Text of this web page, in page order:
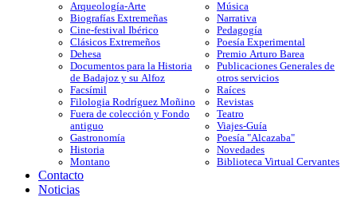
Arqueología-Arte
Biografías Extremeñas
Cine-festival Ibérico
Clásicos Extremeños
Dehesa
Documentos para la Historia
de Badajoz y su Alfoz
Facsímil
Filologia Rodríguez Moñino
Fuera de colección y Fondo
antiguo
Gastronomía
Historia
Montano
Música
Narrativa
Pedagogía
Poesía Experimental
Premio Arturo Barea
Publicaciones Generales de
otros servicios
Raíces
Revistas
Teatro
Viajes-Guía
Poesía "Alcazaba"
Novedades
Biblioteca Virtual Cervantes
Contacto
Noticias